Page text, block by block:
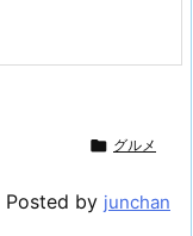
 グルメ
Posted by junchan